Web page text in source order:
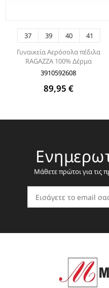
37 39 40
41
Γυναικεία Αερόσολα πέδιλα
RAGAZZA 100% Δέρμα
3910592608
89,95 €
Μάθετε πρώτοι για τις